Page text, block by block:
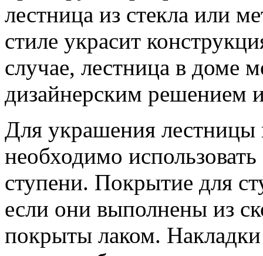
лестница из стекла или
стиле украсит
случае, лестница в доме
дизайнерским решением
Для украшения лестницы
необходимо
ступени. Покрытие для
если они выполнены из
покрыты лаком.